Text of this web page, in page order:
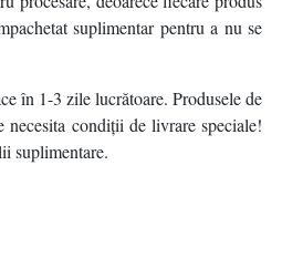
suplimentar pentru a nu se
în 1-3 zile lucrătoare. Produsele de
necesita condiții de livrare speciale!
suplimentare.